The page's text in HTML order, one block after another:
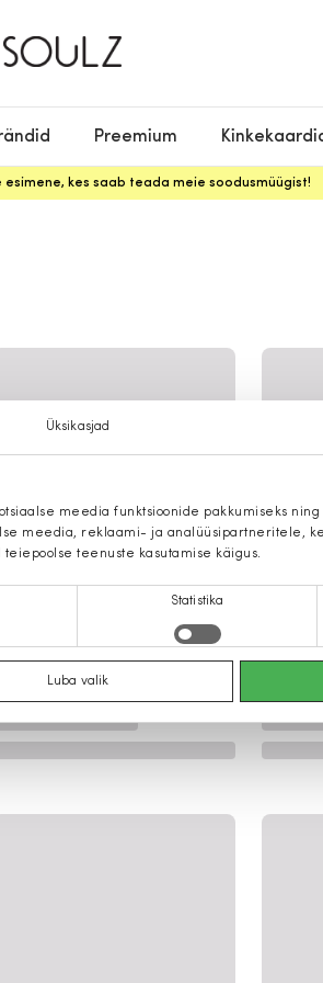
Üksikasjad
meedia funktsioonide pakkumiseks
meedia, reklaami- ja analüüsipartneritele,
teenuste kasutamise käigus.
Statistika
Luba valik
Preemium
esimene, kes saab teada meie soodusmüügist!